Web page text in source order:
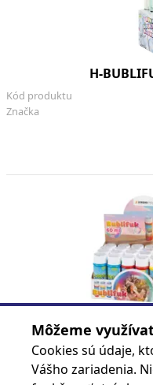
H-
Značka
Kód produktu
H-
Kód produktu
Môžeme
Cookies sú údaje,
Vášho zariadenia.